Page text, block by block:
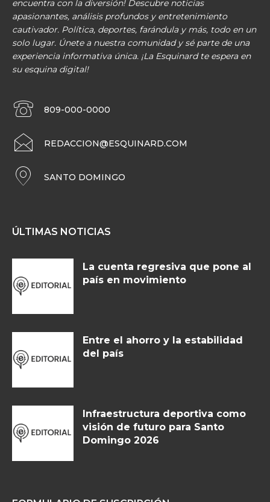
encuentra con la diversión! Descubre noticias
apasionantes, análisis profundos y entretenimiento
cautivador. Política, deportes, farándula y más, todo en un
solo lugar. Únete a nuestra comunidad y sé parte de una
experiencia informativa única. ¡La Esquinard te espera en
su esquina digital!
809-000-0000
REDACCION@ESQUINARD.COM
SANTO DOMINGO
ÚLTIMAS NOTICIAS
La cuenta regresiva que pone al
país en movimiento
Entre el ahorro y la estabilidad
del país
Infraestructura deportiva como
visión de futuro para Santo
Domingo 2026